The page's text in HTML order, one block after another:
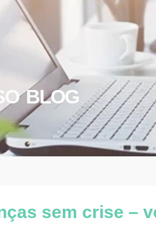
BLOG
sem crise –